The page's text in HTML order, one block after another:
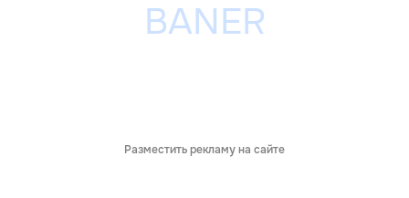
Разместить рекламу на сайте